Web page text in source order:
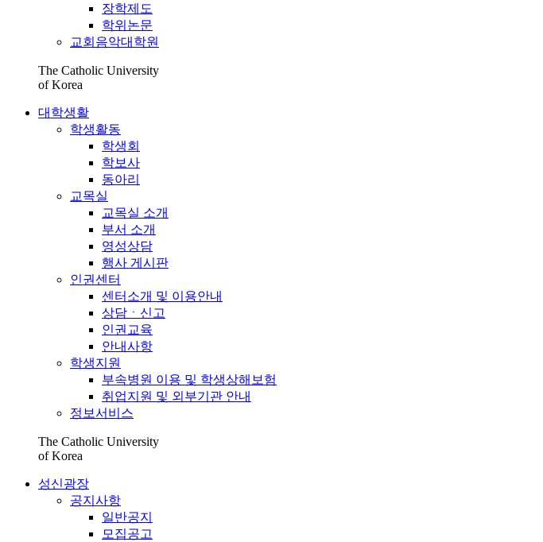
장학제도
학위논문
교회음악대학원
The Catholic University
of Korea
대학생활
학생활동
학생회
학보사
동아리
교목실
교목실 소개
부서 소개
영성상담
행사 게시판
인권센터
센터소개 및 이용안내
상담ㆍ신고
인권교육
안내사항
학생지원
부속병원 이용 및 학생상해보험
취업지원 및 외부기관 안내
정보서비스
The Catholic University
of Korea
성신광장
공지사항
일반공지
모집공고